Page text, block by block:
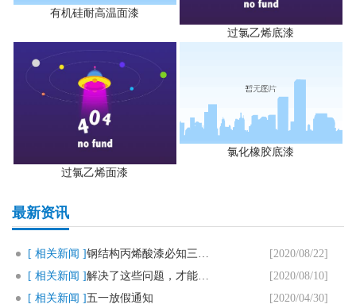
有机硅耐高温面漆
过氯乙烯底漆
过氯乙烯面漆
氯化橡胶底漆
最新资讯
[ 相关新闻 ] 钢结构丙烯酸漆必知三个要点
[2020/08/22]
[ 相关新闻 ]
解决了这些问题，才能用好马路划..
[2020/08/10]
[ 相关新闻 ]五一放假通知 [2020/04/30]